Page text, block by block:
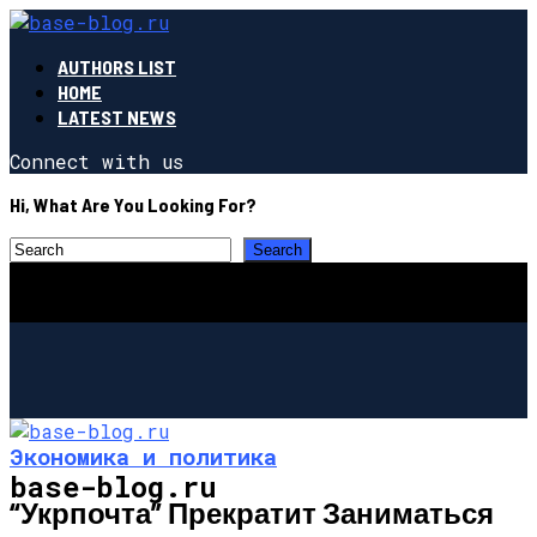
AUTHORS LIST
HOME
LATEST NEWS
Connect with us
Hi, What Are You Looking For?
base-blog.ru
Экономика и политика
“Укрпочта” Прекратит Заниматься